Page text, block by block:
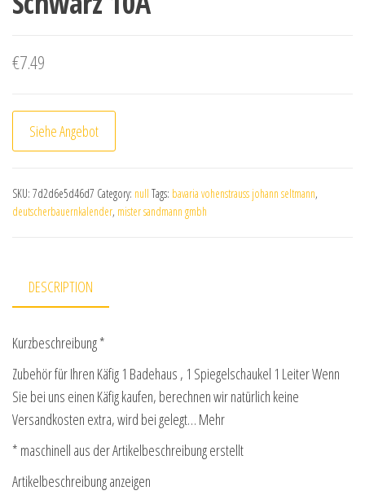
€7.49
Siehe Angebot
SKU: 7d2d6e5d46d7 Category: null Tags: bavaria vohenstrauss johann seltmann,
deutscherbauernkalender, mister sandmann gmbh
DESCRIPTION
Kurzbeschreibung *
Zubehör für Ihren Käfig 1 Badehaus , 1 Spiegelschaukel 1 Leiter Wenn
Sie bei uns einen Käfig kaufen, berechnen wir natürlich keine
Versandkosten extra, wird bei gelegt… Mehr
* maschinell aus der Artikelbeschreibung erstellt
Artikelbeschreibung anzeigen